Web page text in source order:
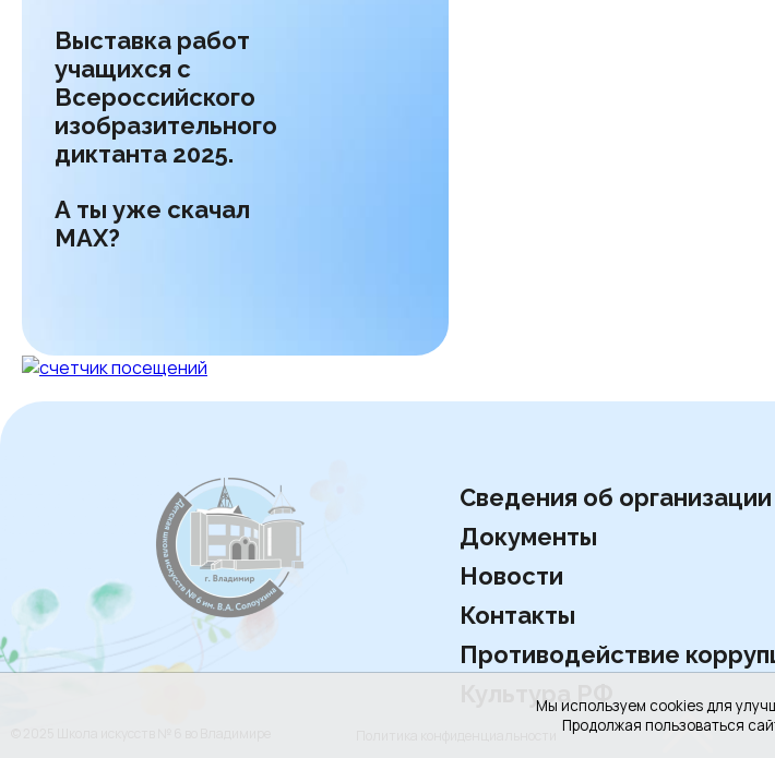
Мы используем cookies для
Продолжая пользоваться
Выставка работ
учащихся с
Всероссийского
изобразительного
диктанта 2025.
А ты уже скачал
МАХ?
Сведения об организации
Документы
Новости
Контакты
Противодействие
Культура РФ